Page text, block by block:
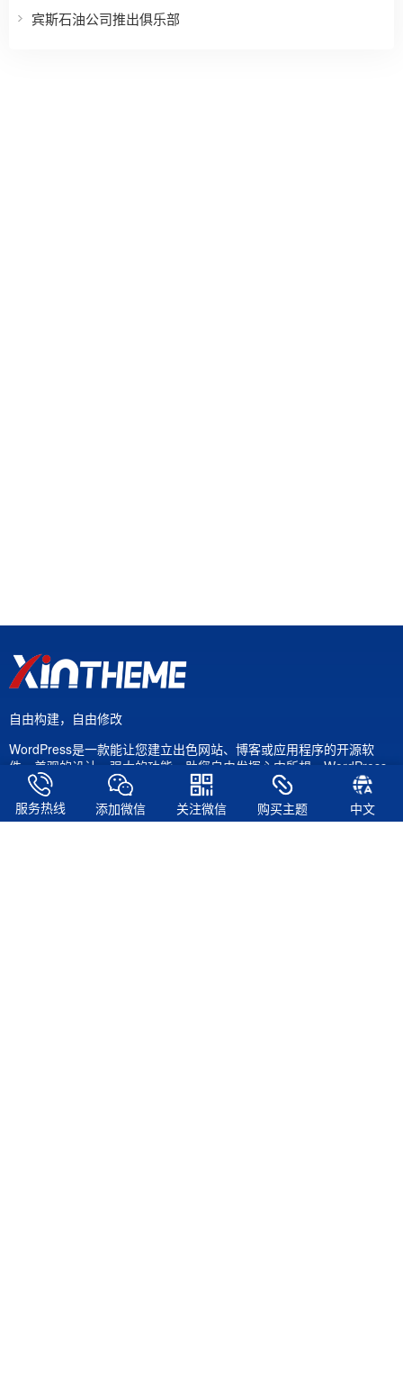
宾斯石油公司推出俱乐部
自由构建，自由修改
WordPress是一款能让您建立出色网站、博客或应用程序的开源软
件。美观的设计，强大的功能，助您自由发挥心中所想。WordPress
既是免费的，也是无价的。
服务热线 添加微信 关注微信 购买主题 中文